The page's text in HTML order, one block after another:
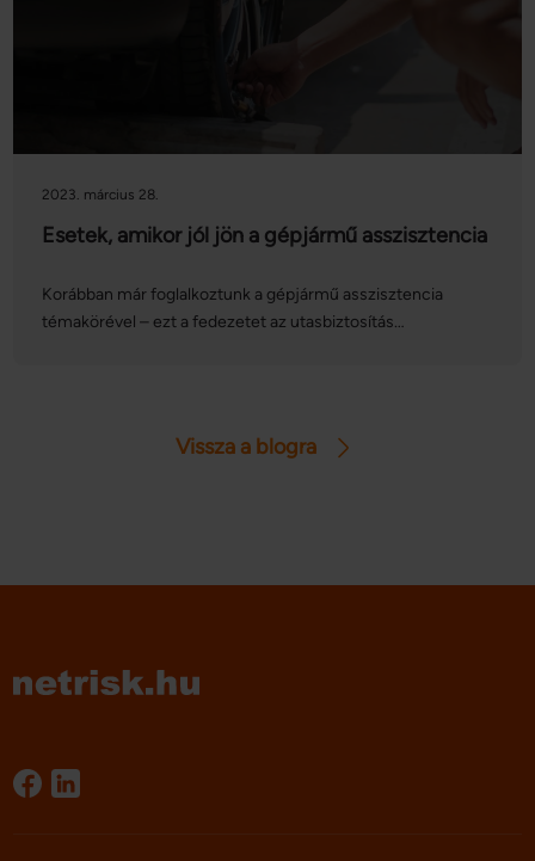
2023. március 28.
Esetek, amikor jól jön a gépjármű asszisztencia
Korábban már foglalkoztunk a gépjármű asszisztencia
témakörével – ezt a fedezetet az utasbiztosítás
kaphatunk a biztosítótól. Cikkünkben mutatjuk az ezzel
Vissza a blogra